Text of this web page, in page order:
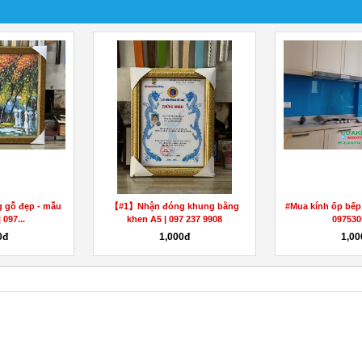
khung bằng
9908
Khung tranh gỗ đẹp bền chắc |
097 237 9908
1,000đ
【#1】Bán
tường đẹp